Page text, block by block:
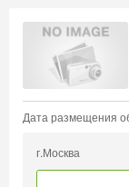
Дата размещения
г.Москва